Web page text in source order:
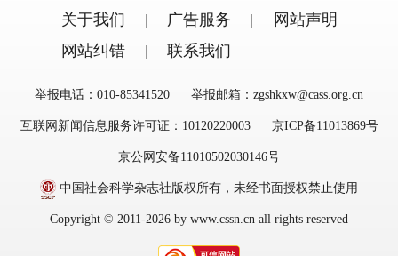
关于我们 广告服务
网站声明
网站纠错
联系我们
举报电话：010-85341520 举报邮箱：zgshkxw@cass.org.cn
互联网新闻信息服务许可证：10120220003 京ICP备11013869号
京公网安备11010502030146号
中国社会科学杂志社版权所有，未经书面授权禁止使用
Copyright © 2011-2026 by www.cssn.cn all rights reserved